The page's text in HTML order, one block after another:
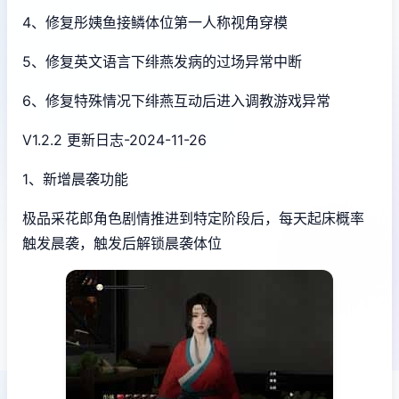
4、修复彤姨鱼接鳞体位第一人称视角穿模
5、修复英文语言下绯燕发病的过场异常中断
6、修复特殊情况下绯燕互动后进入调教游戏异常
V1.2.2 更新日志-2024-11-26
1、新增晨袭功能
极品采花郎角色剧情推进到特定阶段后，每天起床概率
触发晨袭，触发后解锁晨袭体位